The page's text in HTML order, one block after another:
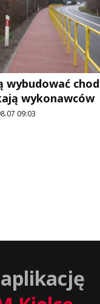
wybudować
wykonawców
09:03